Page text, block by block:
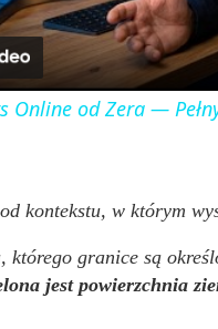
Online od Zera —
kontekstu, w którym
którego granice są
jest powierzchnia